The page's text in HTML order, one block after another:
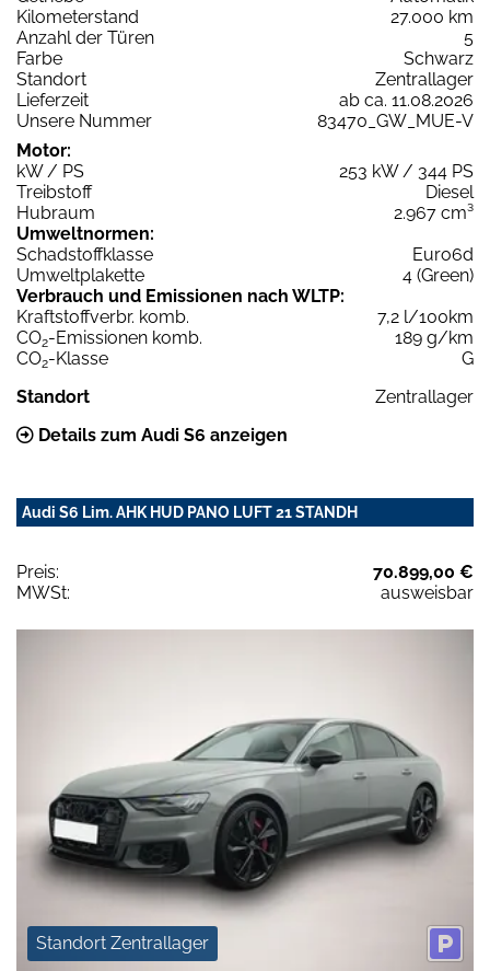
Kilometerstand
27.000 km
Anzahl der Türen
5
Farbe
Schwarz
Standort
Zentrallager
Lieferzeit
ab ca. 11.08.2026
Unsere Nummer
83470_GW_MUE-V
Motor:
kW / PS
253 kW / 344 PS
Treibstoff
Diesel
Hubraum
2.967 cm³
Umweltnormen:
Schadstoffklasse
Euro6d
Umweltplakette
4 (Green)
Verbrauch und Emissionen nach WLTP:
Kraftstoffverbr. komb.
7,2 l/100km
CO2-Emissionen komb.
189 g/km
CO2-Klasse
G
Standort
Zentrallager
Details zum Audi S6 anzeigen
Audi S6 Lim. AHK HUD PANO LUFT 21 STANDH
Preis:
70.899,00 €
MWSt:
ausweisbar
Standort Zentrallager